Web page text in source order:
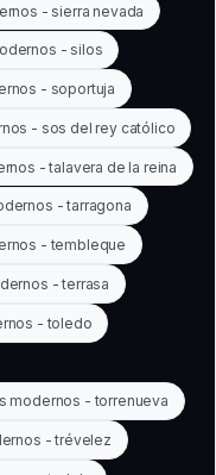
- sierra nevada
- silos
- soportuja
- sos del rey católico
- talavera de la reina
- tarragona
- tembleque
- terrasa
- toledo
modernos - torrenueva
- trévelez